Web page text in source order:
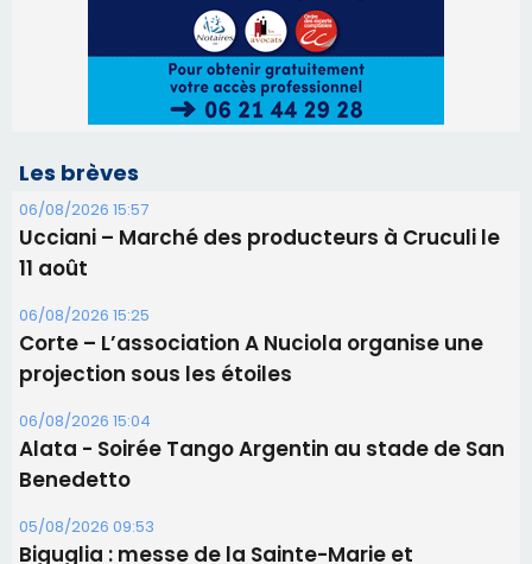
Corte – L’association A Nuciola organise une
projection sous les étoiles
Alata - Soirée Tango Argentin au stade de San
Benedetto
05/08/2026 09:53
Biguglia : messe de la Sainte-Marie et
procession le 14 août
31/07/2026 08:24
Tennis - Début ce week-end du tournoi du
RCPV
31/07/2026 08:22
82ème anniversaire de la disparition du
Commandant Antoine de Saint Exupery